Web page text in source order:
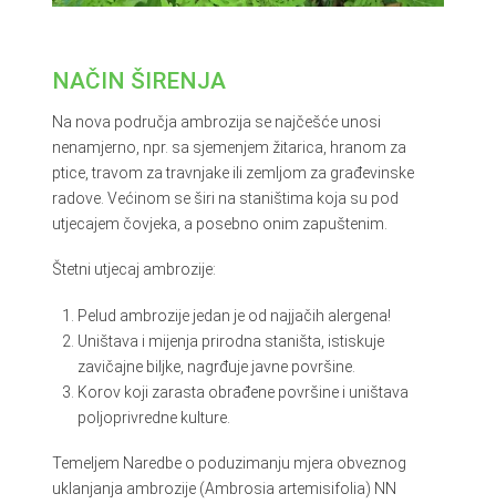
NAČIN ŠIRENJA
Na nova područja ambrozija se najčešće unosi
nenamjerno, npr. sa sjemenjem žitarica, hranom za
ptice, travom za travnjake ili zemljom za građevinske
radove. Većinom se širi na staništima koja su pod
utjecajem čovjeka, a posebno onim zapuštenim.
Štetni utjecaj ambrozije:
Pelud ambrozije jedan je od najjačih alergena!
Uništava i mijenja prirodna staništa, istiskuje
zavičajne biljke, nagrđuje javne površine.
Korov koji zarasta obrađene površine i uništava
poljoprivredne kulture.
Temeljem Naredbe o poduzimanju mjera obveznog
uklanjanja ambrozije (Ambrosia artemisifolia) NN